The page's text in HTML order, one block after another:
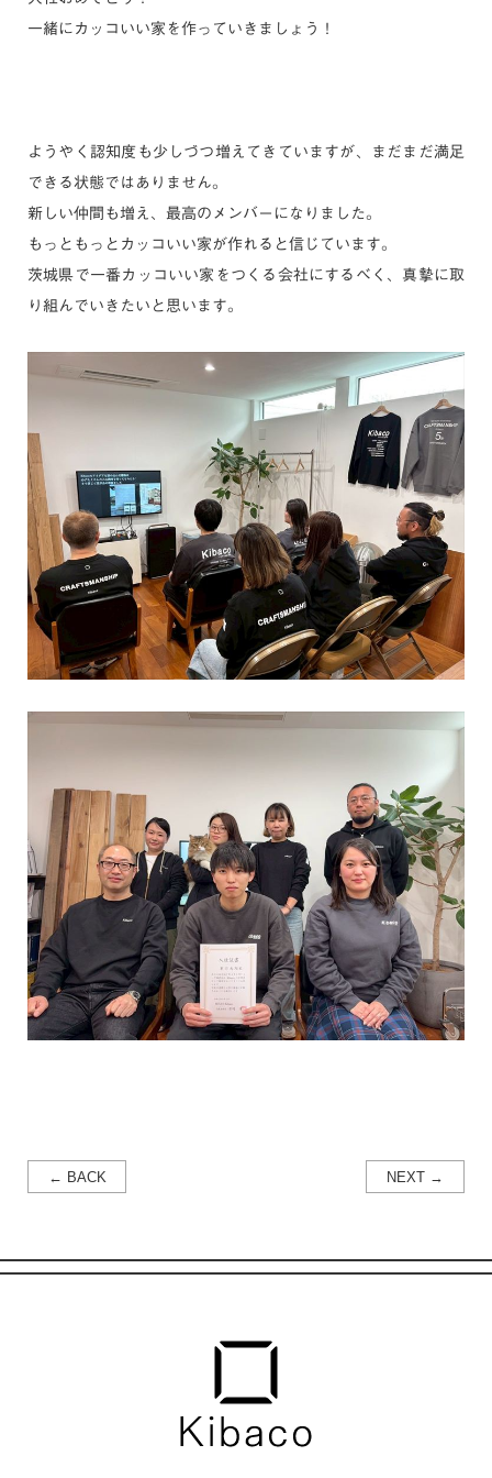
一緒にカッコいい家を作っていきましょう！
ようやく認知度も少しづつ増えてきていますが、まだまだ満足
できる状態ではありません。
新しい仲間も増え、最高のメンバーになりました。
もっともっとカッコいい家が作れると信じています。
茨城県で一番カッコいい家をつくる会社にするべく、真摯に取
り組んでいきたいと思います。
← BACK NEXT →